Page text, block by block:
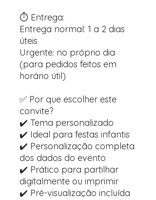
⏱️ Entrega:
Entrega normal: 1 a 2 dias
úteis
Urgente: no próprio dia
(para pedidos feitos em
horário útil)
✅ Por que escolher este
convite?
✔️ Tema personalizado
✔️ Ideal para festas infantis
✔️ Personalização completa
dos dados do evento
✔️ Prático para partilhar
digitalmente ou imprimir
✔️ Pré-visualização incluída